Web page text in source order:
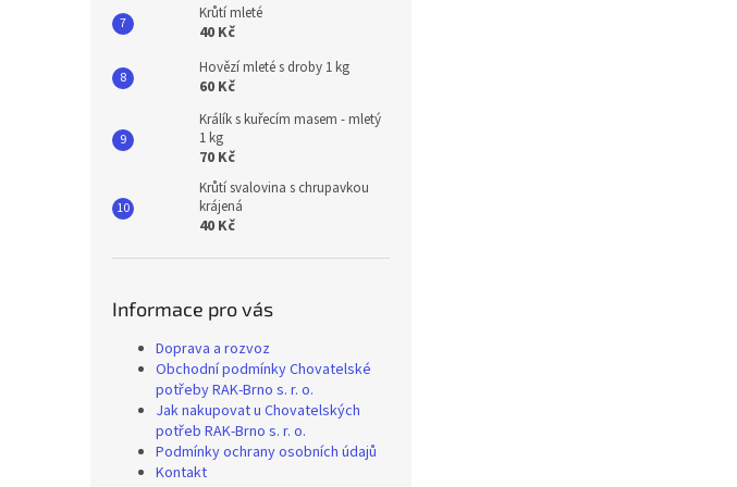
Krůtí mleté
40 Kč
Hovězí mleté s droby 1 kg
60 Kč
Králík s kuřecím masem - mletý
1 kg
70 Kč
Krůtí svalovina s chrupavkou
krájená
40 Kč
Informace pro vás
Doprava a rozvoz
Obchodní podmínky Chovatelské
potřeby RAK-Brno s. r. o.
Jak nakupovat u Chovatelských
potřeb RAK-Brno s. r. o.
Podmínky ochrany osobních údajů
Kontakt